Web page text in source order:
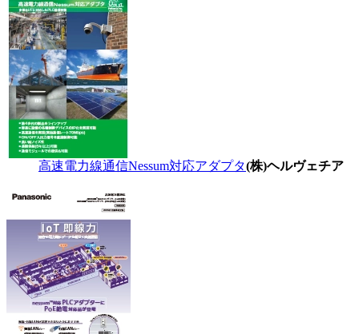
高速電力線通信Nessum対応アダプタ(株)ヘルヴェチア